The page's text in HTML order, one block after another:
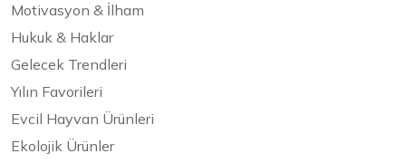
Motivasyon & İlham
Hukuk & Haklar
Gelecek Trendleri
Yılın Favorileri
Evcil Hayvan Ürünleri
Ekolojik Ürünler